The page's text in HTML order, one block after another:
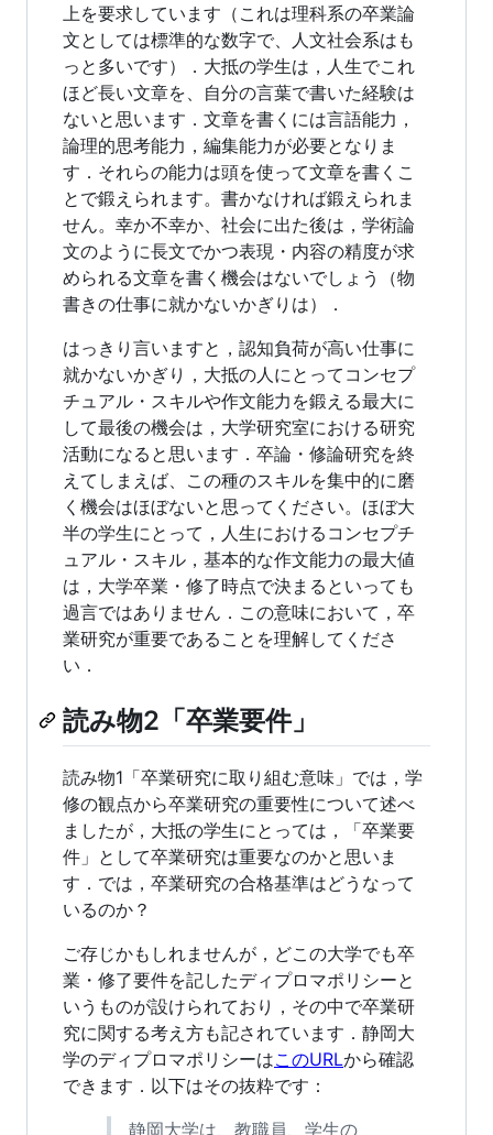
上を要求しています（これは理科系の卒業論
文としては標準的な数字で、人文社会系はも
っと多いです）．大抵の学生は，人生でこれ
ほど長い文章を、自分の言葉で書いた経験は
ないと思います．文章を書くには言語能力，
論理的思考能力，編集能力が必要となりま
す．それらの能力は頭を使って文章を書くこ
とで鍛えられます。書かなければ鍛えられま
せん。幸か不幸か、社会に出た後は，学術論
文のように長文でかつ表現・内容の精度が求
められる文章を書く機会はないでしょう（物
書きの仕事に就かないかぎりは）．
はっきり言いますと，認知負荷が高い仕事に
就かないかぎり，大抵の人にとってコンセプ
チュアル・スキルや作文能力を鍛える最大に
して最後の機会は，大学研究室における研究
活動になると思います．卒論・修論研究を終
えてしまえば、この種のスキルを集中的に磨
く機会はほぼないと思ってください。ほぼ大
半の学生にとって，人生におけるコンセプチ
ュアル・スキル，基本的な作文能力の最大値
は，大学卒業・修了時点で決まるといっても
過言ではありません．この意味において，卒
業研究が重要であることを理解してくださ
い．
読み物2「卒業要件」
読み物1「卒業研究に取り組む意味」では，学
修の観点から卒業研究の重要性について述べ
ましたが，大抵の学生にとっては，「卒業要
件」として卒業研究は重要なのかと思いま
す．では，卒業研究の合格基準はどうなって
いるのか？
ご存じかもしれませんが，どこの大学でも卒
業・修了要件を記したディプロマポリシーと
いうものが設けられており，その中で卒業研
究に関する考え方も記されています．静岡大
学のディプロマポリシーはこのURLから確認
できます．以下はその抜粋です：
静岡大学は、教職員、学生の